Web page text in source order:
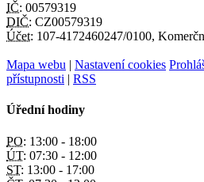
IČ: 00579319
DIČ: CZ00579319
Účet: 107-4172460247/0100,
Mapa webu | Nastavení cookies
přístupnosti | RSS
Úřední hodiny
PO: 13:00 - 18:00
ÚT: 07:30 - 12:00
ST: 13:00 - 17:00